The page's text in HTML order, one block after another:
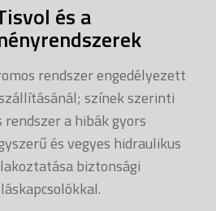
és a
rendszer engedélyezett
színek szerinti
a hibák gyors
és vegyes hidraulikus
biztonsági